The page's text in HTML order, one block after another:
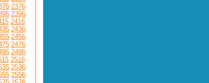
2376
2396
2416
2436
2456
2476
2496
2516
2536
2556